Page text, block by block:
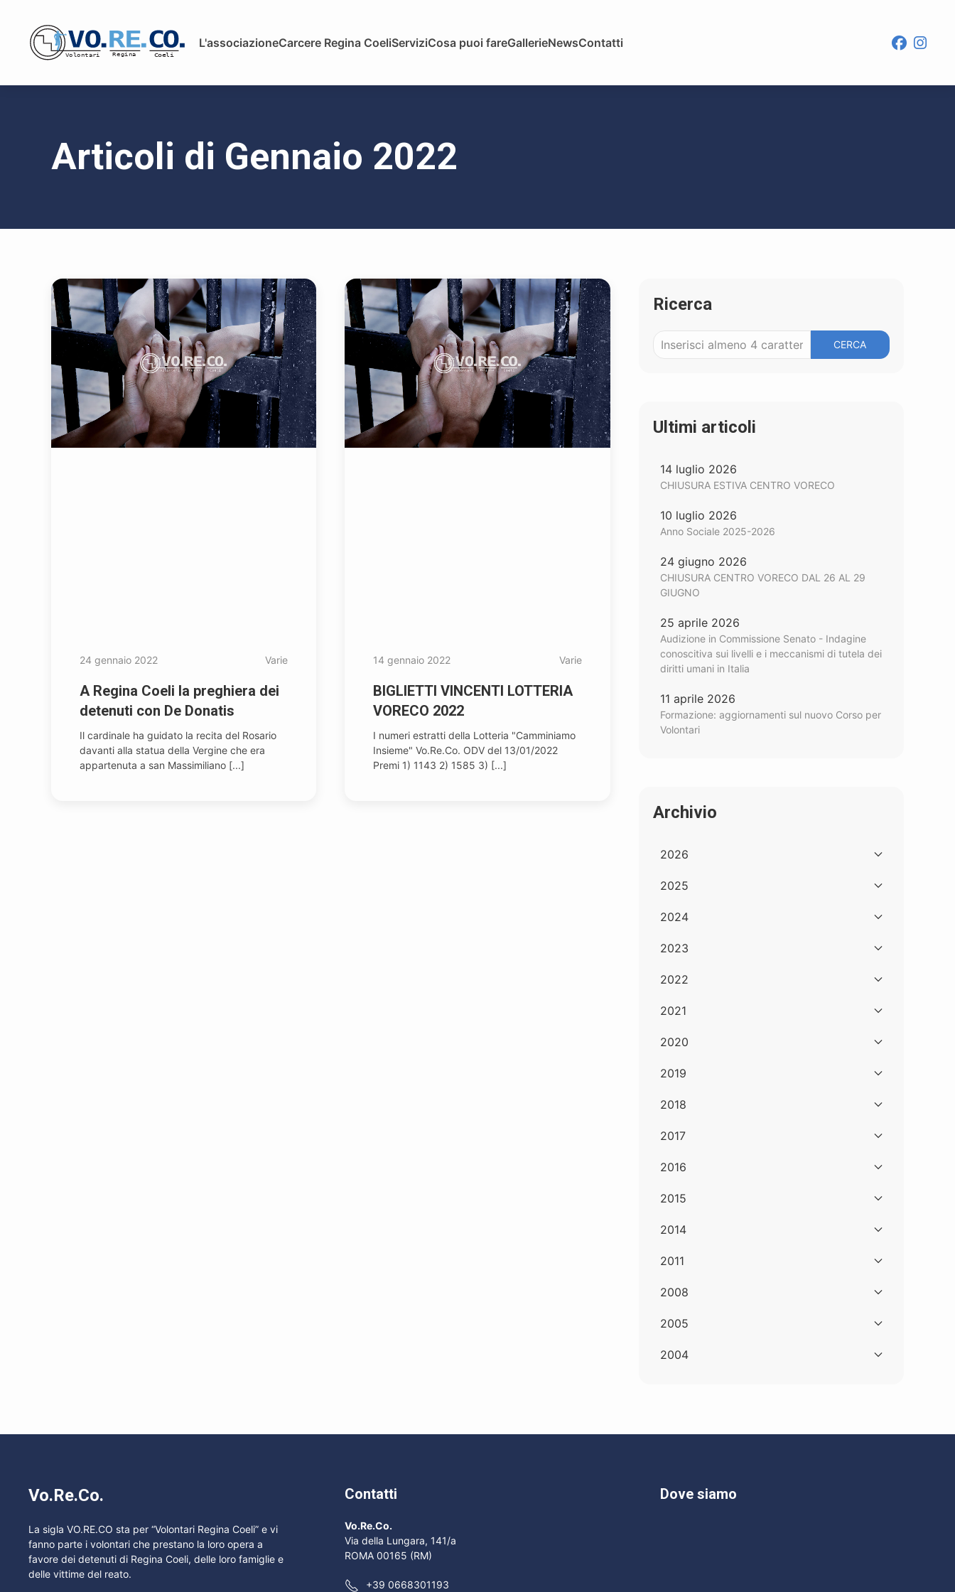
L'associazioneCarcere Regina CoeliServiziCosa puoi fareGallerieNewsContatti
Articoli di Gennaio 2022
24 gennaio 2022 Varie
A Regina Coeli la preghiera dei
detenuti con De Donatis
Il cardinale ha guidato la recita del Rosario
davanti alla statua della Vergine che era
appartenuta a san Massimiliano [...]
14 gennaio 2022 Varie
BIGLIETTI VINCENTI LOTTERIA
VORECO 2022
I numeri estratti della Lotteria "Camminiamo
Insieme" Vo.Re.Co. ODV del 13/01/2022
Premi 1) 1143 2) 1585 3) [...]
Ricerca
CERCA
Ultimi articoli
14 luglio 2026
CHIUSURA ESTIVA CENTRO VORECO
10 luglio 2026
Anno Sociale 2025-2026
24 giugno 2026
CHIUSURA CENTRO VORECO DAL 26 AL 29
GIUGNO
25 aprile 2026
Audizione in Commissione Senato - Indagine
conoscitiva sui livelli e i meccanismi di tutela dei
diritti umani in Italia
11 aprile 2026
Formazione: aggiornamenti sul nuovo Corso per
Volontari
Archivio
2026
2025
2024
2023
2022
2021
2020
2019
2018
2017
2016
2015
2014
2011
2008
2005
2004
Vo.Re.Co.
La sigla VO.RE.CO sta per “Volontari Regina Coeli” e vi
fanno parte i volontari che prestano la loro opera a
favore dei detenuti di Regina Coeli, delle loro famiglie e
delle vittime del reato.
Contatti
Vo.Re.Co.
Via della Lungara, 141/a
ROMA 00165 (RM)
+39 0668301193
Dove siamo